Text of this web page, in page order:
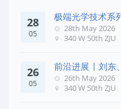
28
05
极端光学技术系
28th May 2026
340 W 50th ZJU
26
05
前沿进展 | 刘东
26th May 2026
340 W 50th ZJU